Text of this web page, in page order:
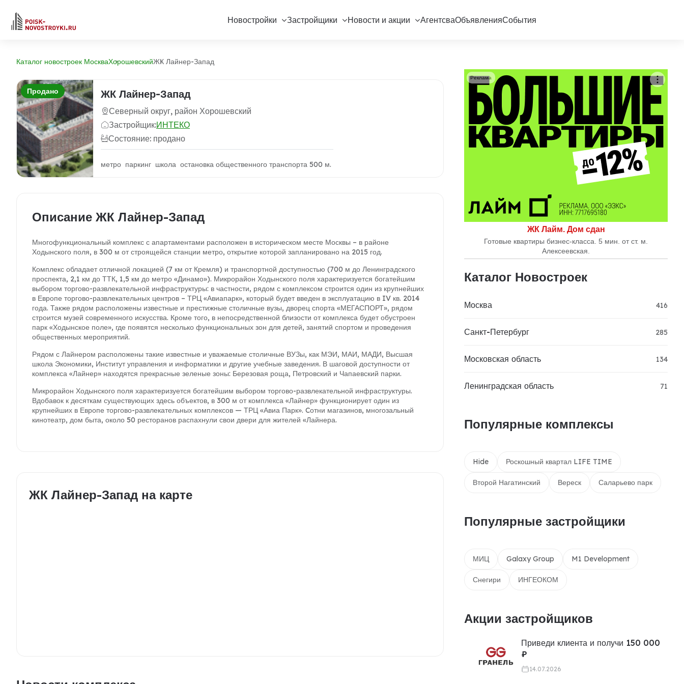
Новостройки Застройщики Новости и акции АгентсваОбъявленияСобытия
Каталог новостроек МоскваХорошевскийЖК Лайнер-Запад
Продано ЖК Лайнер-Запад
Северный округ, район Хорошевский
Застройщик:ИНТЕКО
Состояние: продано
метро паркинг школа остановка общественного транспорта 500 м.
Описание ЖК Лайнер-Запад
Многофункциональный комплекс с апартаментами расположен в историческом месте Москвы – в районе
Ходынского поля, в 300 м от строящейся станции метро, открытие которой запланировано на 2015 год.
Комплекс обладает отличной локацией (7 км от Кремля) и транспортной доступностью (700 м до Ленинградского
проспекта, 2,1 км до ТТК, 1,5 км до метро «Динамо»). Микрорайон Ходынского поля характеризуется богатейшим
выбором торгово-развлекательной инфраструктуры: в частности, рядом с комплексом строится один из крупнейших
в Европе торгово-развлекательных центров – ТРЦ «Авиапарк», который будет введен в эксплуатацию в IV кв. 2014
года. Также рядом расположены известные и престижные столичные вузы, дворец спорта «МЕГАСПОРТ», рядом
строится музей современного искусства. Кроме того, в непосредственной близости от комплекса будет обустроен
парк «Ходынское поле», где появятся несколько функциональных зон для детей, занятий спортом и проведения
общественных мероприятий.
Рядом с Лайнером расположены такие известные и уважаемые столичные ВУЗы, как МЭИ, МАИ, МАДИ, Высшая
школа Экономики, Институт управления и информатики и другие учебные заведения. В шаговой доступности от
комплекса «Лайнер» находятся прекрасные зеленые зоны: Березовая роща, Петровский и Чапаевский парки.
Микрорайон Ходынского поля характеризуется богатейшим выбором торгово-развлекательной инфраструктуры.
Вдобавок к десяткам существующих здесь объектов, в 300 м от комплекса «Лайнер» функционирует один из
крупнейших в Европе торгово-развлекательных комплексов — ТРЦ «Авиа Парк». Cотни магазинов, многозальный
кинотеатр, дом быта, около 50 ресторанов распахнули свои двери для жителей «Лайнера.
ЖК Лайнер-Запад на карте
ЖК Лайм. Дом сдан
Готовые квартиры бизнес-класса. 5 мин. от ст. м.
Алексеевская.
Реклама
Каталог Новостроек
Москва 416
Санкт-Петербург 285
Московская область 134
Ленинградская область 71
Популярные комплексы
Hide Роскошный квартал LIFE TIME
Второй Нагатинский Вереск Саларьево парк
Популярные застройщики
МИЦ Galaxy Group M1 Development
Снегири ИНГЕОКОМ
Акции застройщиков
Приведи клиента и получи 150 000
₽
14.07.2026